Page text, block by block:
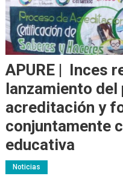
APURE | Inces
lanzamiento del
acreditación y
conjuntamente
educativa
Noticias